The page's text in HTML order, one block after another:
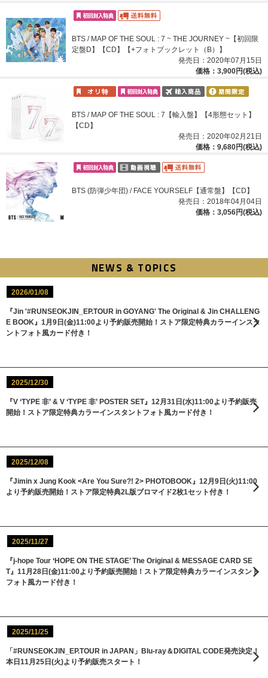
BTS / MAP OF THE SOUL : 7 ~ THE JOURNEY ~【初回限
定盤D】【CD】【+フォトブックレット（B）】
発売日：2020年07月15日
価格：3,900円(税込)
BTS / MAP OF THE SOUL : 7【輸入盤】【4形態セット】
【CD】
発売日：2020年02月21日
価格：9,680円(税込)
BTS (防弾少年団) / FACE YOURSELF【通常盤】【CD】
発売日：2018年04月04日
価格：3,056円(税込)
NEWS & TOPICS
2026/01/08
『Jin '#RUNSEOKJIN_EP.TOUR in GOYANG' The Original & Jin CHALLENG
E BOOK』1月9日(金)11:00より予約販売開始！ストア限定特典カラーインスタ
ントフォト風カード付き！
2025/12/30
『V ‘TYPE 非’ & V ‘TYPE 非’ POSTER SET』12月31日(水)11:00より予約販売
開始！ストア限定特典カラーインスタントフォト風カード付き！
2025/12/08
『Jimin x Jung Kook <Are You Sure?! 2> PHOTOBOOK』12月9日(火)11:00
より予約販売開始！ストア限定特典2L版ブロマイド2枚1セット付き！
2025/11/27
『j-hope Tour ‘HOPE ON THE STAGE’ The Original & MESSAGE CARD SE
T』11月28日(金)11:00より予約販売開始！ストア限定特典カラーインスタント
フォト風カード付き！
2025/11/25
「#RUNSEOKJIN_EP.TOUR in JAPAN」Blu-ray＆DIGITAL CODE発売決定！
本日11月25日(火)より予約販売スタート！